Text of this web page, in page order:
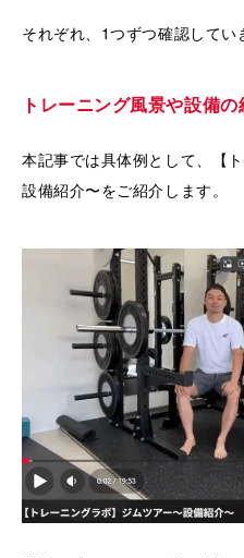
それぞれ、1つずつ確認してい
トレーニング風景や設備
本記事では具体例として、【
設備紹介〜をご紹介します。